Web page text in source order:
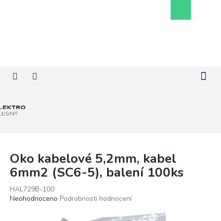
košík
Oko kabelové 5,2mm, kabel
6mm2 (SC6-5), balení 100ks
HAL729B-100
Průměrné
Neohodnoceno Podrobnosti hodnocení